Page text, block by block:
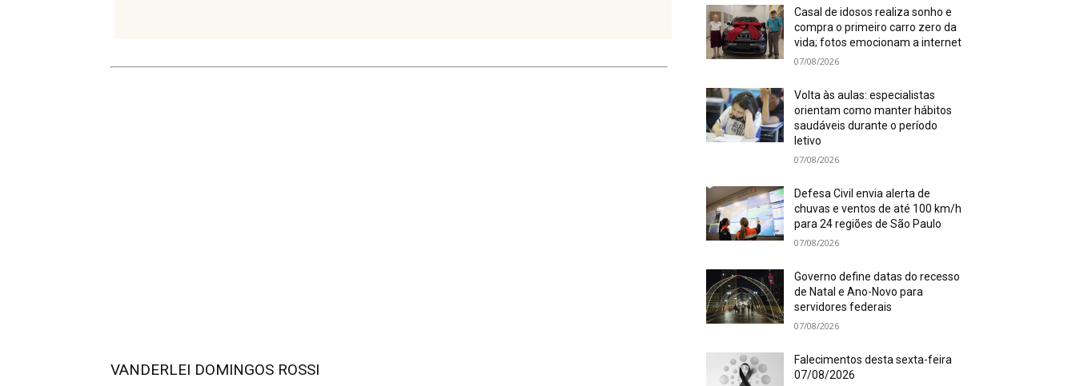
VANDERLEI DOMINGOS ROSSI
Casal de idosos realiza sonho e
compra o primeiro carro zero da
vida; fotos emocionam a internet
07/08/2026
Volta às aulas: especialistas
orientam como manter hábitos
saudáveis durante o período
letivo
07/08/2026
Defesa Civil envia alerta de
chuvas e ventos de até 100 km/h
para 24 regiões de São Paulo
07/08/2026
Governo define datas do recesso
de Natal e Ano-Novo para
servidores federais
07/08/2026
Falecimentos desta sexta-feira
07/08/2026